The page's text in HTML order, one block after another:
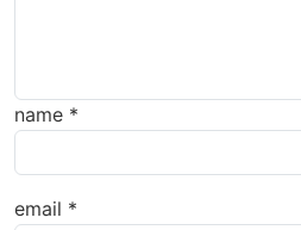
name *
email *